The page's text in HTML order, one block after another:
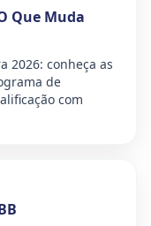
Que Muda
2026: conheça as
de
com